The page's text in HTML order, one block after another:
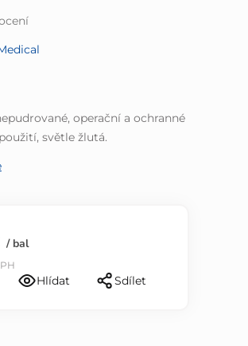
operační a ochranné
světle žlutá.
/ bal
Hlídat Sdílet